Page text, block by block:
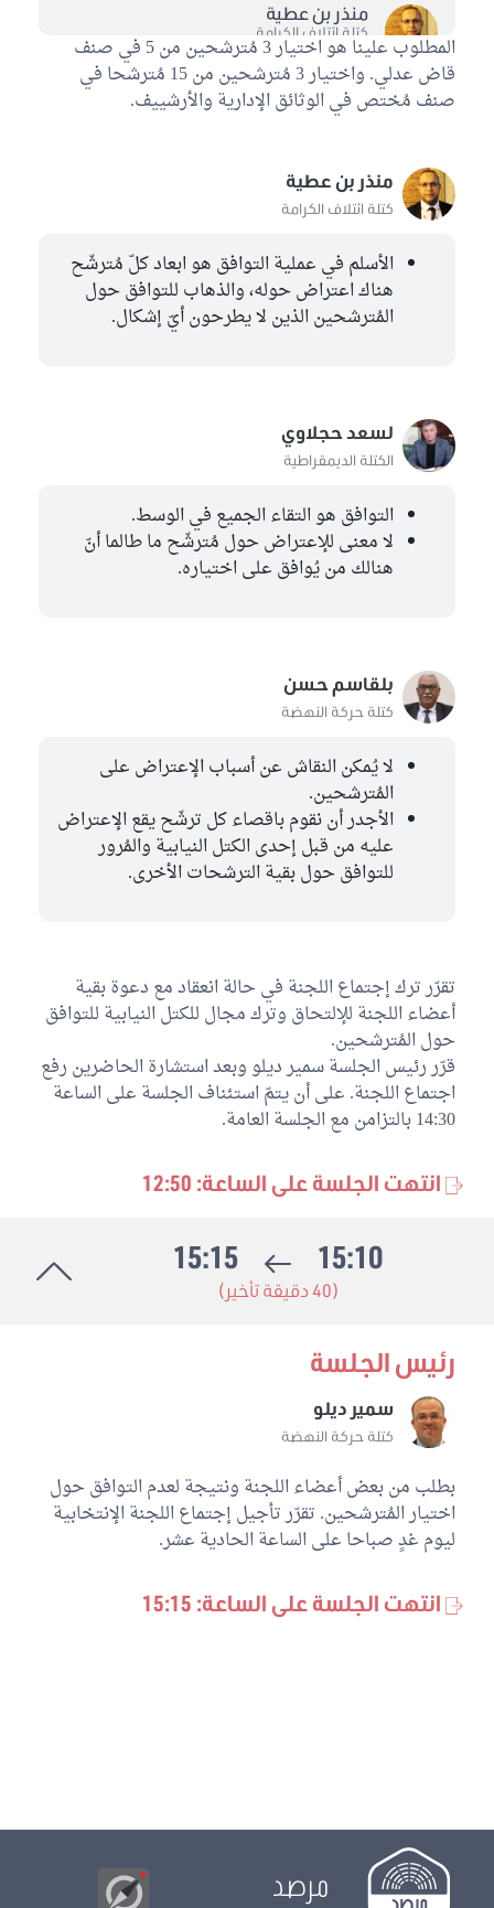
المطلوب علينا هو اختيار 3 مُترشحين من 5 في صنف
قاض عدلي. واختيار 3 مُترشحين من 15 مُترشحا في
صنف مُختص في الوثائق الإدارية والأرشييف.
منذر بن عطية
كتلة ائتلاف الكرامة
الأسلم في عملية التوافق هو ابعاد كلّ مُترشّح
هناك اعتراض حوله، والذهاب للتوافق حول
المُترشحين الذين لا يطرحون أيّ إشكال.
لسعد حجلاوي
الكتلة الديمقراطية
التوافق هو التقاء الجميع في الوسط.
لا معنى للإعتراض حول مُترشّح ما طالما أنّ
هنالك من يُوافق على اختياره.
بلقاسم حسن
كتلة حركة النهضة
لا يُمكن النقاش عن أسباب الإعتراض على
المُترشحين.
الأجدر أن نقوم باقصاء كل ترشّح يقع الإعتراض
عليه من قبل إحدى الكتل النيابية والمُرور
للتوافق حول بقية الترشحات الأخرى.
تقرّر ترك إجتماع اللجنة في حالة انعقاد مع دعوة بقية
أعضاء اللجنة للإلتحاق وترك مجال للكتل النيابية للتوافق
حول المُترشحين.
قرّر رئيس الجلسة سمير ديلو وبعد استشارة الحاضرين رفع
اجتماع اللجنة. على أن يتمّ استئناف الجلسة على الساعة
14:30 بالتزامن مع الجلسة العامة.
منذر بن عطية
كتلة ائتلاف الكرامة
أحمد بن عياد
كتلة ائتلاف الكرامة
كتلة الاصلاح
يمينة الزغلامي
جميلة الجويني
كتلة حركة النهضة
نجم الدين بن سالم
الكتلة الديمقراطية
فؤاد ثامر
كتلة حزب قلب تونس
عياض اللومي
انتهت الجلسة على الساعة: 12:50
15:10
15:15
(40 دقيقة تأخير)
بطلب من بعض أعضاء اللجنة ونتيجة لعدم التوافق حول
اختيار المُترشحين. تقرّر تأجيل إجتماع اللجنة الإنتخابية
ليوم غدِِ صباحا على الساعة الحادية عشر.
رئيس الجلسة
سمير ديلو
كتلة حركة النهضة
انتهت الجلسة على الساعة: 15:15
مرصد